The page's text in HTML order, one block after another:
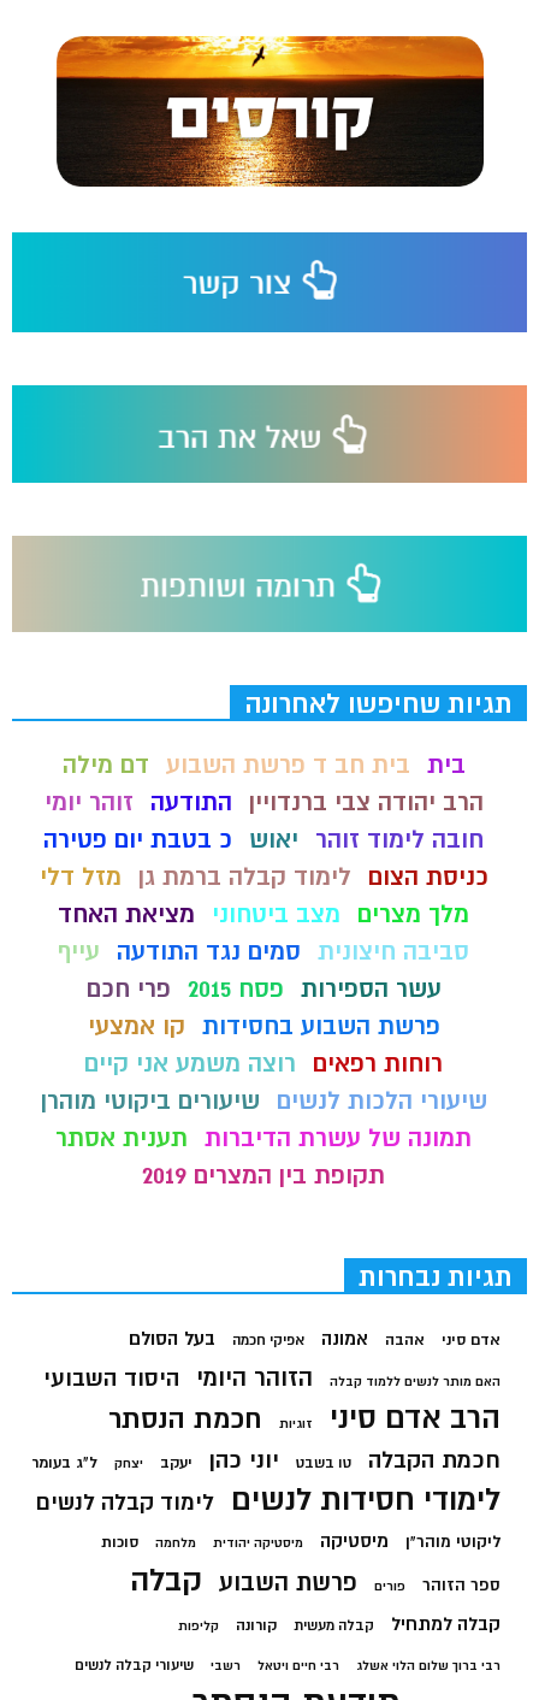
תגיות שחיפשו לאחרונה
בית בית חב ד פרשת השבוע דם מילה
הרב יהודה צבי ברנדויין
התודעה
זוהר יומי
חובה לימוד זוהר
יאוש
כ בטבת יום פטירה
כניסת הצום
לימוד קבלה ברמת גן
מזל דלי
מלך מצרים
מצב ביטחוני
מציאת האחד
סביבה חיצונית סמים נגד התודעה
עייף
עשר הספירות פסח 2015
פרי חכם
פרשת השבוע בחסידות קו אמצעי
רוחות רפאים
רוצה משמע אני קיים
שיעורי הלכות לנשים
שיעורים ביקוטי מוהרן
תמונה של עשרת הדיברות תענית אסתר
תקופת בין המצרים 2019
תגיות נבחרות
אדם סיני אהבה אמונה אפיקי חכמה בעל הסולם
האם מותר לנשים ללמוד קבלה הזוהר היומי היסוד השבועי
הרב אדם סיני זוגיות חכמת הנסתר
חכמת הקבלה טו בשבט יוני כהן יעקב יצחק ל"ג בעומר
לימודי חסידות לנשים לימוד קבלה לנשים
ליקוטי מוהר"ן מיסטיקה מיסטיקה יהודית מלחמה סוכות
ספר הזוהר פורים פרשת השבוע קבלה
קבלה למתחיל קבלה מעשית קורונה קליפות
רבי ברוך שלום הלוי אשלג רבי חיים ויטאל רשבי שיעורי קבלה לנשים